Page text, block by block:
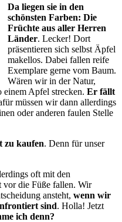
Da liegen sie in den
schönsten Farben: Die
Früchte aus aller Herren
Länder. Lecker! Dort
präsentieren sich selbst Äpfel
makellos. Dabei fallen reife
Exemplare gerne vom Baum.
Wären wir in der Natur,
einem Apfel strecken. Er fällt
müssen wir dann allerdings
oder anderen faulen Stelle
zu kaufen. Denn für unser
oft mit den
vor die Füße fallen. Wir
ansteht, wenn wir
sind. Holla! Jetzt
ich denn?